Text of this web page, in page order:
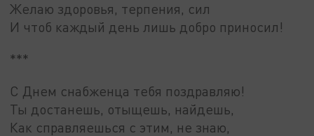
Желаю здоровья, терпения, сил
И чтоб каждый день лишь добро приносил!
***
С Днем снабженца тебя поздравляю!
Ты достанешь, отыщешь, найдешь,
Как справляешься с этим, не знаю,